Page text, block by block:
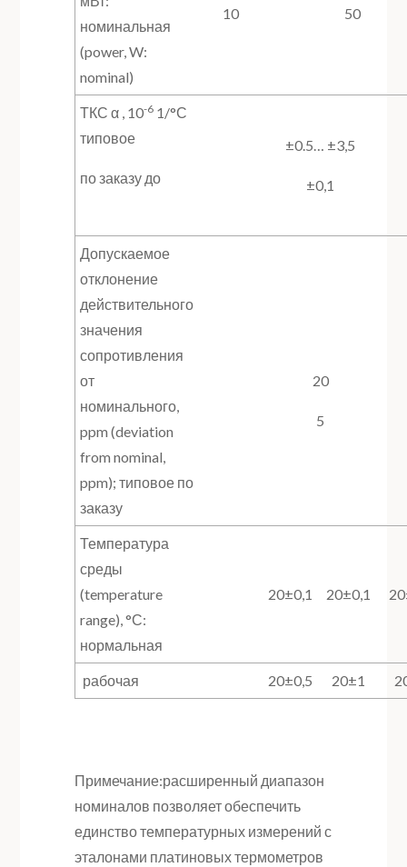
номинальная
(power, W:
nominal)
10 50
ТКС α , 10-6 1/°С
типовое
по заказу до
±0.5… ±3,5
±0,1
Допускаемое
отклонение
действительного
значения
сопротивления
от
номинального,
ppm (deviation
from nominal,
ppm); типовое по
заказу
20
5
Температура
среды
(temperature
range), °С:
нормальная
20±0,1 20±0,1
рабочая 20±0,5 20±1
Примечание:расширенный диапазон
номиналов позволяет обеспечить
единство температурных измерений с
эталонами платиновых термометров